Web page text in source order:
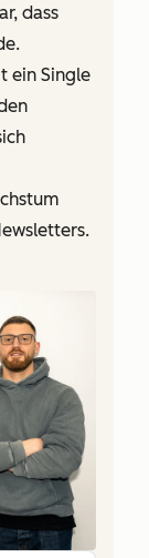
dass
ein Single